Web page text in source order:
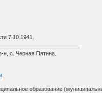
7.10.1941.
н, с. Черная Пятина.
образование